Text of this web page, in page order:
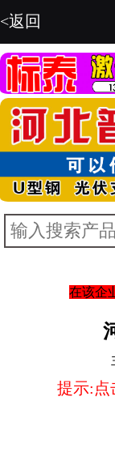
<返回
在该企
提示:点